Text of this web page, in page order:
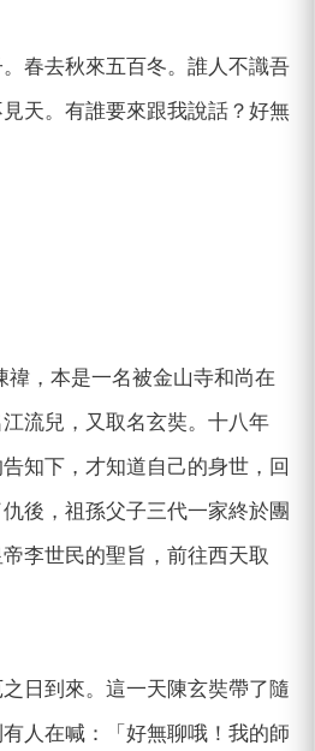
。春去秋來五百冬。誰人不識吾
天。有誰要來跟我說話？好無
禕，本是一名被金山寺和尚在
流兒，又取名玄奘。十八年
知下，才知道自己的身世，回
後，祖孫父子三代一家終於團
李世民的聖旨，前往西天取
日到來。這一天陳玄奘帶了隨
人在喊：「好無聊哦！我的師